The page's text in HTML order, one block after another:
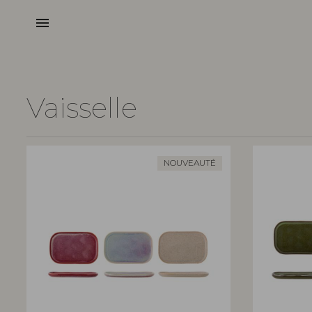
menu
Vaisselle
NOUVEAUTÉ